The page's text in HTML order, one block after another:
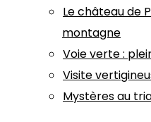
Le château de
montagne
Voie verte :
Visite
Mystères au